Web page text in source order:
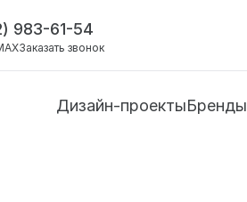
983-61-54
Заказать звонок
Дизайн-проектыБренды